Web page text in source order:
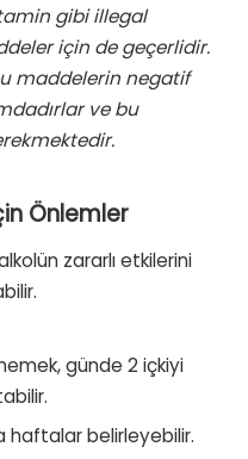
gibi illegal
için de geçerlidir.
maddelerin negatif
ve bu
Önlemler
zararlı etkilerini
günde 2 içkiyi
haftalar belirleyebilir.